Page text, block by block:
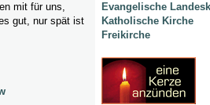
mit für uns,
gut, nur spät ist
Evangelische
Katholische Kirche
Freikirche